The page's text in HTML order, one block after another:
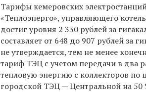
Тарифы кемеровских
«Теплоэнерго», управляющего
достиг уровня 2 330 рублей за
составляет от 648 до 907 рублей за
не утверждается, тем не менее
тариф ТЭЦ с учетом передачи в два
тепловую энергию с коллекторов по
городской ТЭЦ — Центральной на 50